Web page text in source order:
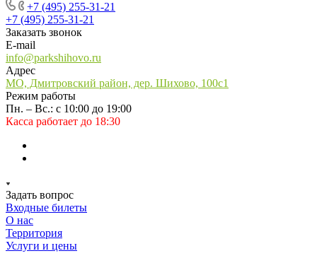
+7 (495) 255-31-21
+7 (495) 255-31-21
Заказать звонок
E-mail
info@parkshihovo.ru
Адрес
МО, Дмитровский район, дер. Шихово, 100с1
Режим работы
Пн. – Вс.: с 10:00 до 19:00
Касса работает до 18:30
Задать вопрос
Входные билеты
О нас
Территория
Услуги и цены